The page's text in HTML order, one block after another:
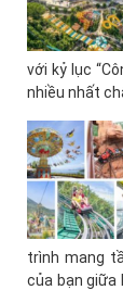
với kỷ lục
nhiều nhất
trình mang
của bạn giữa